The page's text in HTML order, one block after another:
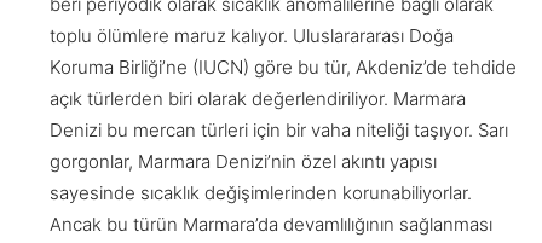
beri periyodik olarak sıcaklık anomalilerine bağlı olarak
toplu ölümlere maruz kalıyor. Uluslarararası Doğa
Koruma Birliği’ne (IUCN) göre bu tür, Akdeniz’de tehdide
açık türlerden biri olarak değerlendiriliyor. Marmara
Denizi bu mercan türleri için bir vaha niteliği taşıyor. Sarı
gorgonlar, Marmara Denizi’nin özel akıntı yapısı
sayesinde sıcaklık değişimlerinden korunabiliyorlar.
Ancak bu türün Marmara’da devamlılığının sağlanması